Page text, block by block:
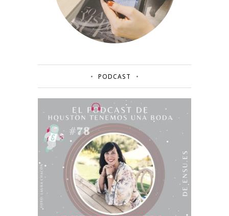
PODCAST